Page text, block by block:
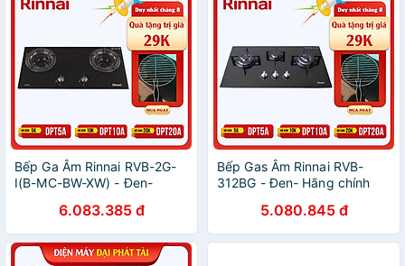
Bếp Ga Âm Rinnai RVB-2G-
I(B-MC-BW-XW) - Đen-
6.083.385 đ
Bếp Gas Âm Rinnai RVB-
312BG - Đen- Hãng chính
5.080.845 đ